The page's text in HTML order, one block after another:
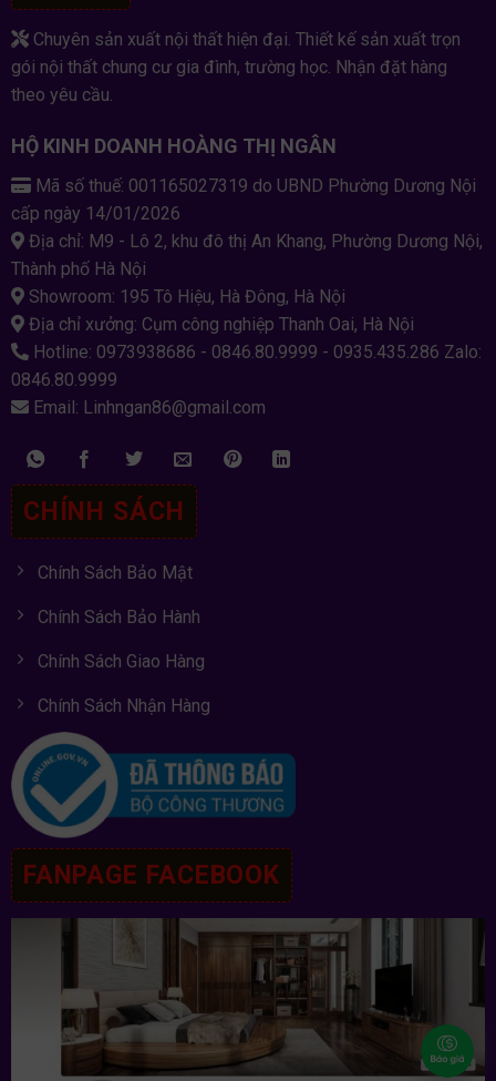
Chuyên sản xuất nội thất hiện đại. Thiết kế sản xuất trọn
gói nội thất chung cư gia đình, trường học. Nhận đặt hàng
theo yêu cầu.
HỘ KINH DOANH HOÀNG THỊ NGÂN
Mã số thuế: 001165027319 do UBND Phường Dương Nội
cấp ngày 14/01/2026
Địa chỉ: M9 - Lô 2, khu đô thị An Khang, Phường Dương Nội,
Thành phố Hà Nội
Showroom: 195 Tô Hiệu, Hà Đông, Hà Nội
Địa chỉ xưởng: Cụm công nghiệp Thanh Oai, Hà Nội
Hotline: 0973938686 - 0846.80.9999 - 0935.435.286 Zalo:
0846.80.9999
Email: Linhngan86@gmail.com
CHÍNH SÁCH
Chính Sách Bảo Mật
Chính Sách Bảo Hành
Chính Sách Giao Hàng
Chính Sách Nhận Hàng
FANPAGE FACEBOOK